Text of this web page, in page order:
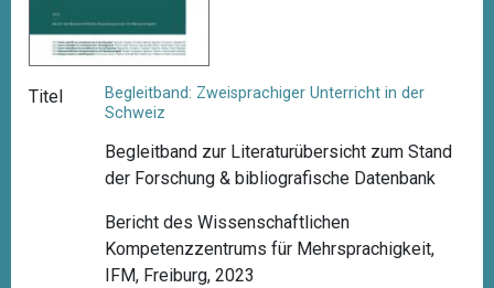
Titel
Begleitband: Zweisprachiger Unterricht in der
Schweiz
Begleitband zur Literaturübersicht zum Stand
der Forschung & bibliografische Datenbank
Bericht des Wissenschaftlichen
Kompetenzzentrums für Mehrsprachigkeit,
IFM, Freiburg, 2023